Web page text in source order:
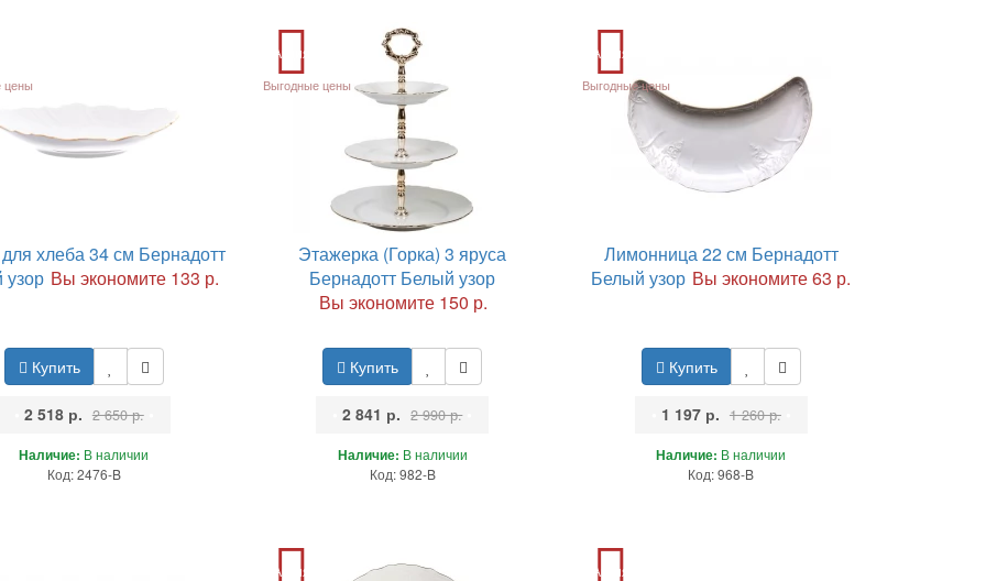
цены
хлеба 34 см Бернадотт
Вы экономите 133 р.
Купить
2 518 р. 2 650 р.
Наличие: В наличии
Код: 2476-B
Акция
Выгодные цены
Этажерка (Горка) 3 яруса
Бернадотт Белый узор
Вы экономите 150 р.
Купить
2 841 р. 2 990 р.
Наличие: В наличии
Код: 982-B
Акция
Выгодные цены
Лимонница 22 см Бернадотт
Белый узор Вы экономите 63 р.
Купить
1 197 р. 1 260 р.
Наличие: В наличии
Код: 968-B
Акция Акция